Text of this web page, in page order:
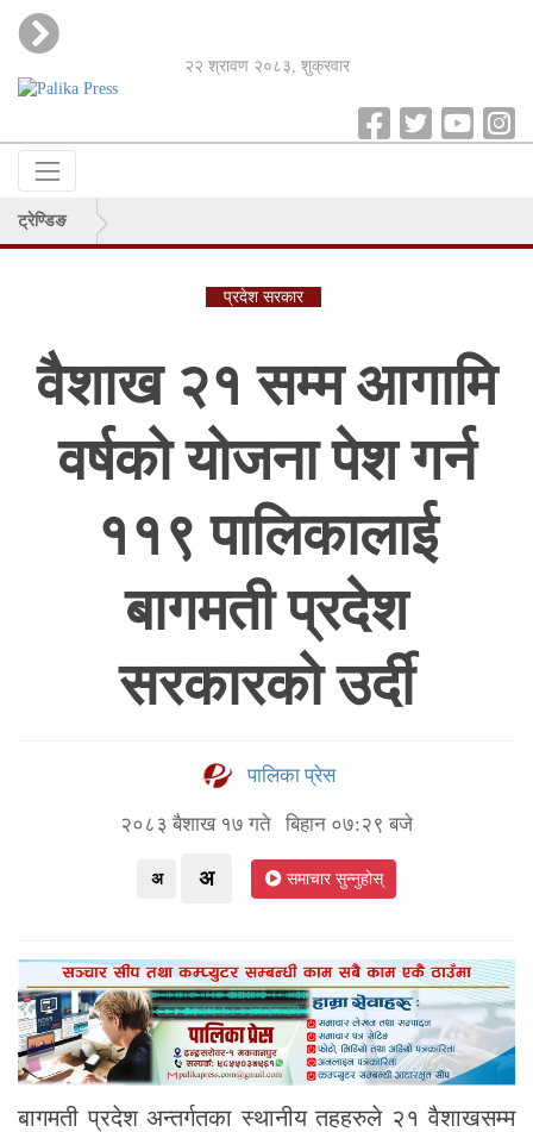
२२ श्रावण २०८३, शुक्रवार
ट्रेण्डिङ
प्रदेश सरकार
वैशाख २१ सम्म आगामि
वर्षको योजना पेश गर्न
११९ पालिकालाई
बागमती प्रदेश
सरकारको उर्दी
पालिका प्रेस
२०८३ बैशाख १७ गते बिहान ०७:२९ बजे
अ अ समाचार सुन्नुहोस्
बागमती प्रदेश अन्तर्गतका स्थानीय तहहरुले २१ वैशाखसम्म